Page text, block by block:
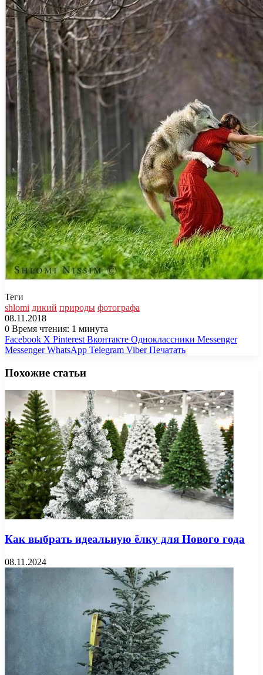
Теги
shlomi дикий природы фотографа
08.11.2018
0 Время чтения: 1 минута
Facebook X Pinterest Вконтакте Одноклассники Messenger
Messenger WhatsApp Telegram Viber Печатать
Похожие статьи
Как выбрать идеальную ёлку для Нового года
08.11.2024